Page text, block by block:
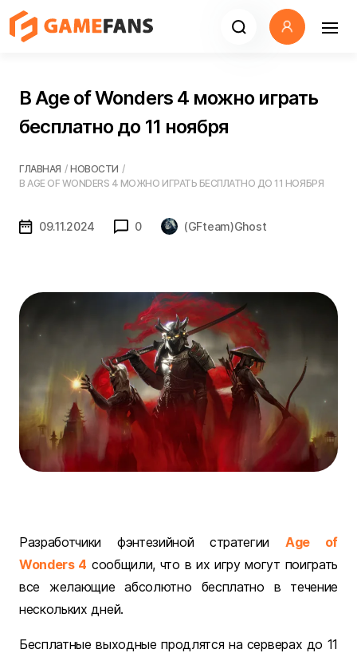
В Age of Wonders 4 можно играть
бесплатно до 11 ноября
ГЛАВНАЯ / НОВОСТИ /
В AGE OF WONDERS 4 МОЖНО ИГРАТЬ БЕСПЛАТНО ДО 11 НОЯБРЯ
09.11.2024 0 (GFteam)Ghost
Разработчики фэнтезийной стратегии Age of
Wonders 4 сообщили, что в их игру могут поиграть
все желающие абсолютно бесплатно в течение
нескольких дней.
Бесплатные выходные продлятся на серверах до 11